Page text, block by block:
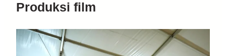
Produksi film